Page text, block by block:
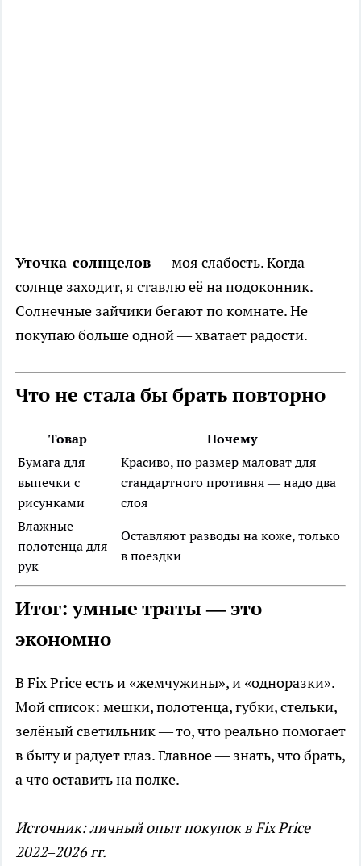
Уточка-солнцелов— моя слабость. Когда
солнце заходит, я ставлю её на подоконник.
Солнечные зайчики бегают по комнате. Не
покупаю больше одной — хватает радости.
Что не стала бы брать повторно
Товар
Почему
Бумага для
выпечки с
рисунками
Красиво, но размер маловат для
стандартного противня — надо два
слоя
Влажные
полотенца для
рук
Оставляют разводы на коже, только
в поездки
Итог: умные траты — это
экономно
В Fix Price есть и «жемчужины», и «одноразки».
Мой список: мешки, полотенца, губки, стельки,
зелёный светильник — то, что реально помогает
в быту и радует глаз. Главное — знать, что брать,
а что оставить на полке.
Источник: личный опыт покупок в Fix Price
2022–2026 гг.